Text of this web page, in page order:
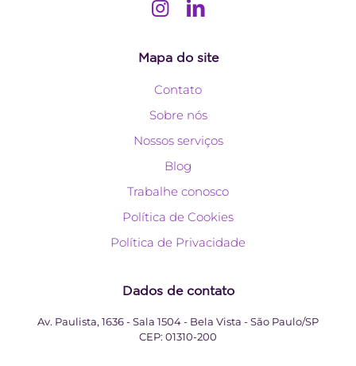
Mapa do site
Contato
Sobre nós
Nossos serviços
Blog
Trabalhe conosco
Política de Cookies
Política de Privacidade
Dados de contato
Av. Paulista, 1636 - Sala 1504 - Bela Vista - São Paulo/SP
CEP: 01310-200